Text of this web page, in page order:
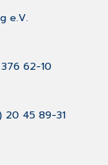
e.V.
62-10
20 45 89-31